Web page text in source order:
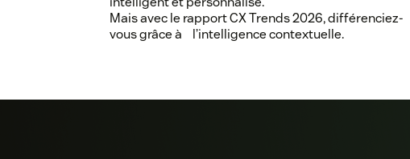
Mais avec le rapport CX Trends 2026, différenciez-
vous grâce à l’intelligence contextuelle.